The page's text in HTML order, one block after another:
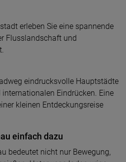
erleben Sie eine spannende
Flusslandschaft und
eindrucksvolle Hauptstädte
Eindrücken. Eine
kleinen Entdeckungsreise
einfach dazu
bedeutet nicht nur Bewegung,